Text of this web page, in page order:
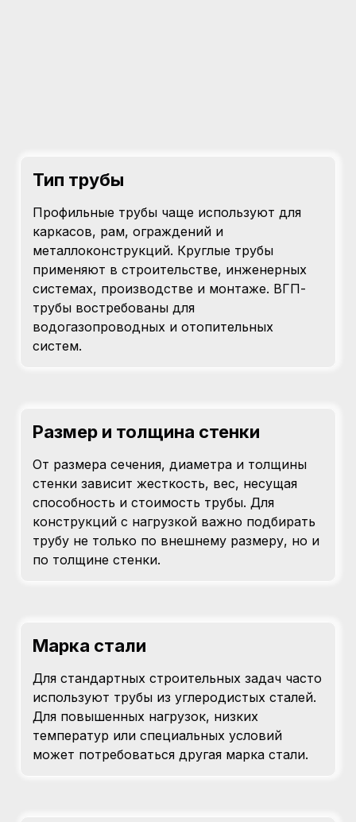
Тип трубы
Профильные трубы чаще используют для
каркасов, рам, ограждений и
металлоконструкций. Круглые трубы
применяют в строительстве, инженерных
системах, производстве и монтаже. ВГП-
трубы востребованы для
водогазопроводных и отопительных
систем.
Размер и толщина стенки
От размера сечения, диаметра и толщины
стенки зависит жесткость, вес, несущая
способность и стоимость трубы. Для
конструкций с нагрузкой важно подбирать
трубу не только по внешнему размеру, но и
по толщине стенки.
Марка стали
Для стандартных строительных задач часто
используют трубы из углеродистых сталей.
Для повышенных нагрузок, низких
температур или специальных условий
может потребоваться другая марка стали.